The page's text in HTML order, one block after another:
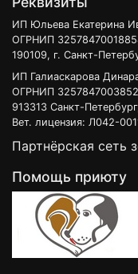
ИП Юльева Екатерина
ОГРНИП
190109, г. Санкт-
ИП Галиаскарова
ОГРНИП
913313 Санкт-
Вет. лицензия: Л042-
Партнёрская сеть
Помощь приюту